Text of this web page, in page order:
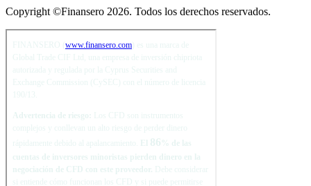
Copyright ©Finansero 2026. Todos los derechos reservados.